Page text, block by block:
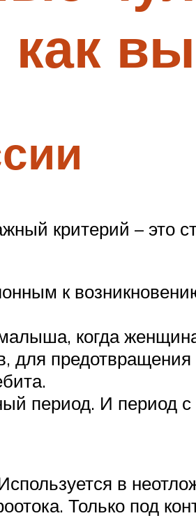
критерий – это
к
когда женщина
для
период. И период
в
Только под